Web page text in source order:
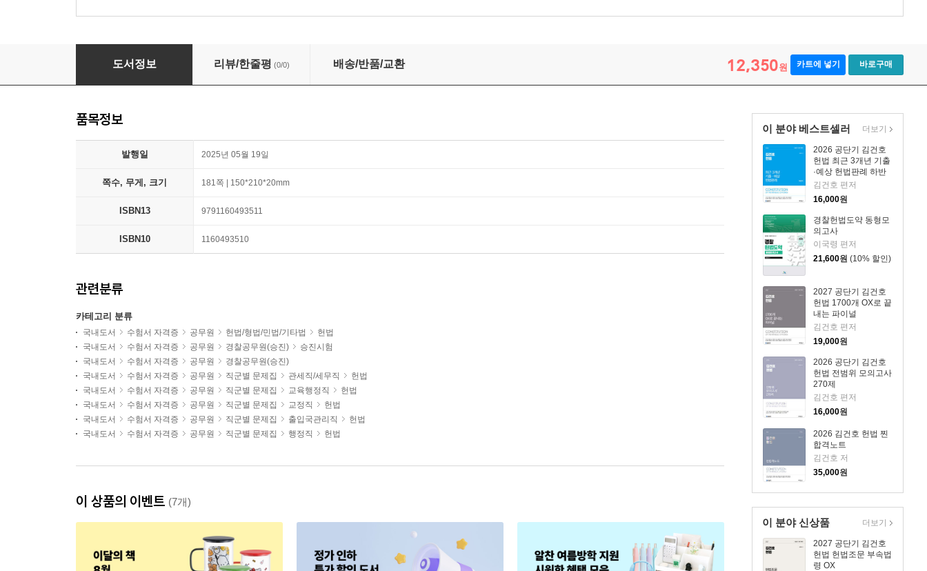
2026 황남기 경찰헌법 여기서 다 나온다 : 기본권편
도서정보 리뷰/한줄평 (0/0) 배송/반품/교환 12,350원 카트에 넣기 바로구매
이 분야 베스트셀러
2026 공단기 김건호
헌법 최근 3개년 기출
·예상 헌법판례 하반
기
김건호 편저
16,000원
경찰헌법도약 동형모
의고사
이국령 편저
21,600원 (10% 할인)
2027 공단기 김건호
헌법 1700개 OX로 끝
내는 파이널
김건호 편저
19,000원
2026 공단기 김건호
헌법 전범위 모의고사
270제
김건호 편저
16,000원
2026 김건호 헌법 찐
합격노트
김건호 저
35,000원
더보기
이 분야 신상품
2027 공단기 김건호
헌법 헌법조문 부속법
령 OX
더보기
품목정보
발행일 2025년 05월 19일
쪽수, 무게, 크기 181쪽 | 150*210*20mm
ISBN13 9791160493511
ISBN10 1160493510
관련분류
카테고리 분류
국내도서 수험서 자격증 공무원 헌법/형법/민법/기타법
헌법
국내도서
수험서 자격증 공무원 경찰공무원(승진)
승진시험
국내도서
수험서 자격증 공무원
경찰공무원(승진)
국내도서
수험서 자격증 공무원 직군별 문제집 관세직/세무직
헌법
국내도서
수험서 자격증 공무원 직군별 문제집 교육행정직
헌법
국내도서
수험서 자격증 공무원 직군별 문제집 교정직
헌법
국내도서
수험서 자격증 공무원 직군별 문제집 출입국관리직
헌법
국내도서
수험서 자격증 공무원 직군별 문제집 행정직 헌법
이 상품의 이벤트 (7개)